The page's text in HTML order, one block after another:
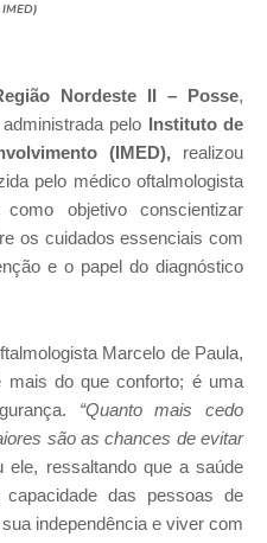
Nordeste II – Posse,
pelo
Instituto de
(IMED),realizou
pelo médico oftalmologista
objetivo conscientizar
os cuidados essenciais com
e o papel do diagnóstico
Marcelo de Paula,
mais do que conforto; é uma
“Quanto mais cedo
são as chances de evitar
ele, ressaltando que a saúde
das pessoas de
independência e viver com